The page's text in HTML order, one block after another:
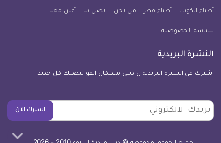
للآيفون
أطباء الكويت أطباء قطر من نحن اتصل بنا أعلن معنا
سياسة الخصوصية
النشرة البريدية
اشترك في النشرة البريدية ل ديلي ميديكال انفو ليصلك كل جديد
بريدك
الالكتروني
اشترك الآن